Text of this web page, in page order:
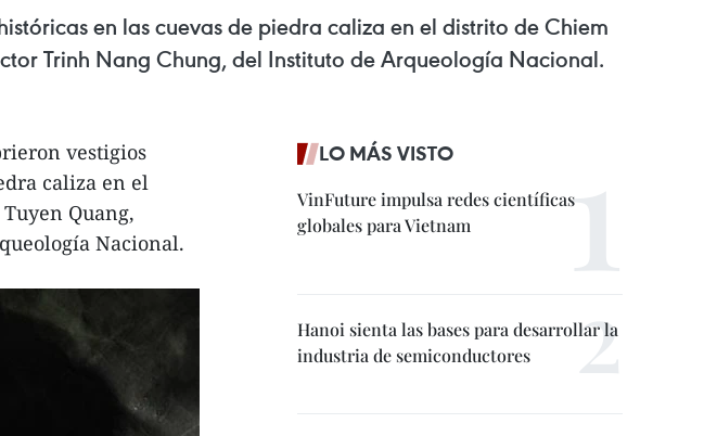
en las cuevas de piedra caliza en el distrito de Chiem
Trinh Nang Chung, del Instituto de Arqueología Nacional.
vestigios
caliza en el
Quang,
Nacional.
LO MÁS VISTO
VinFuture impulsa redes científicas
globales para Vietnam
Hanoi sienta las bases para desarrollar la
industria de semiconductores